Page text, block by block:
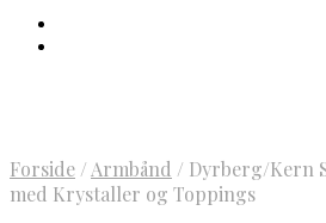
Forside / Armbånd / Dyrberg/Kern
med Krystaller og Toppings